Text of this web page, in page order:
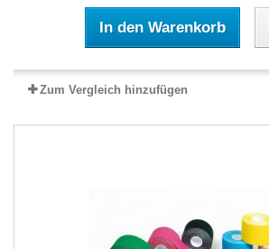
In den Warenkorb
Zum Vergleich hinzufügen